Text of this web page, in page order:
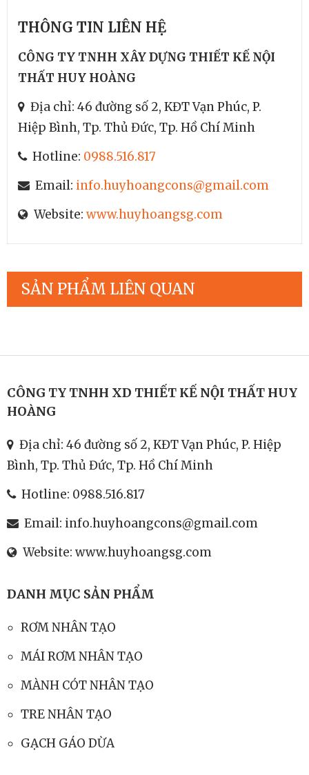
THÔNG TIN LIÊN HỆ
CÔNG TY TNHH XÂY DỰNG THIẾT KẾ NỘI
THẤT HUY HOÀNG
Địa chỉ: 46 đường số 2, KĐT Vạn Phúc, P.
Hiệp Bình, Tp. Thủ Đức, Tp. Hồ Chí Minh
Hotline: 0988.516.817
Email: info.huyhoangcons@gmail.com
Website: www.huyhoangsg.com
SẢN PHẨM LIÊN QUAN
CÔNG TY TNHH XD THIẾT KẾ NỘI THẤT HUY
HOÀNG
Địa chỉ: 46 đường số 2, KĐT Vạn Phúc, P. Hiệp
Bình, Tp. Thủ Đức, Tp. Hồ Chí Minh
Hotline: 0988.516.817
Email: info.huyhoangcons@gmail.com
Website: www.huyhoangsg.com
DANH MỤC SẢN PHẨM
RƠM NHÂN TẠO
MÁI RƠM NHÂN TẠO
MÀNH CÓT NHÂN TẠO
TRE NHÂN TẠO
GẠCH GÁO DỪA